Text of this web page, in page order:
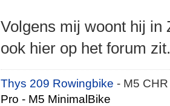
Volgens mij woont hij in
ook hier op het forum
Thys 209 Rowingbike- M5
Pro - M5 MinimalBike